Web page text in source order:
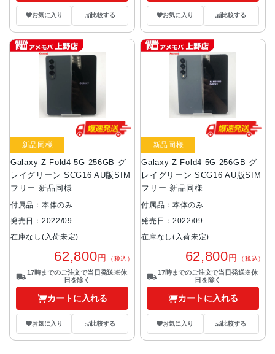
お気に入り 比較する お気に入り 比較する
Galaxy Z Fold4 5G 256GB グ
レイグリーン SCG16 AU版SIM
フリー 新品同様
新品同様
付属品：本体のみ
発売日：2022/09
在庫なし(入荷未定)
62,800円 （税込）
17時までのご注文で当日発送※休
日を除く
カートに入れる
お気に入り 比較する
Galaxy Z Fold4 5G 256GB グ
レイグリーン SCG16 AU版SIM
フリー 新品同様
新品同様
付属品：本体のみ
発売日：2022/09
在庫なし(入荷未定)
62,800円 （税込）
17時までのご注文で当日発送※休
日を除く
カートに入れる
お気に入り 比較する